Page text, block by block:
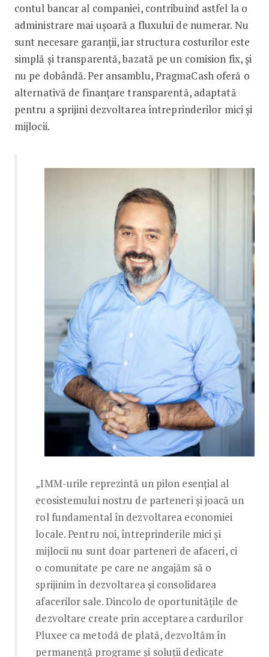
contul bancar al companiei, contribuind astfel la o
administrare mai ușoară a fluxului de numerar. Nu
sunt necesare garanții, iar structura costurilor este
simplă și transparentă, bazată pe un comision fix, și
nu pe dobândă. Per ansamblu, PragmaCash oferă o
alternativă de finanțare transparentă, adaptată
pentru a sprijini dezvoltarea întreprinderilor mici și
mijlocii.
„IMM-urile reprezintă un pilon esențial al
ecosistemului nostru de parteneri și joacă un
rol fundamental în dezvoltarea economiei
locale. Pentru noi, întreprinderile mici și
mijlocii nu sunt doar parteneri de afaceri, ci
o comunitate pe care ne angajăm să o
sprijinim în dezvoltarea și consolidarea
afacerilor sale. Dincolo de oportunitățile de
dezvoltare create prin acceptarea cardurilor
Pluxee ca metodă de plată, dezvoltăm în
permanență programe și soluții dedicate